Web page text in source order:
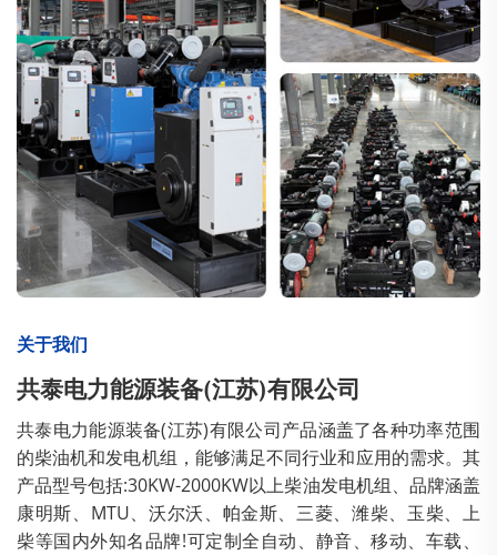
关于我们
共泰电力能源装备(江苏)有限公司
共泰电力能源装备(江苏)有限公司产品涵盖了各种功率范围
的柴油机和发电机组，能够满足不同行业和应用的需求。其
产品型号包括:30KW-2000KW以上柴油发电机组、品牌涵盖
康明斯、MTU、沃尔沃、帕金斯、三菱、潍柴、玉柴、上
柴等国内外知名品牌!可定制全自动、静音、移动、车载、